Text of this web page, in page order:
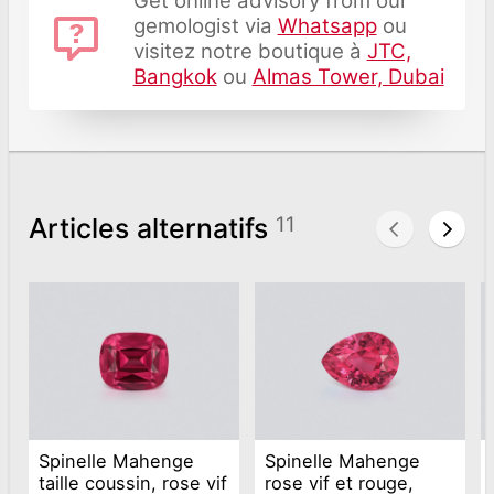
gemologist via Whatsappou
visitez notre boutique à JTC,
Bangkokou Almas Tower, Dubai
Articles alternatifs 11
Spinelle Mahenge
taille coussin, rose vif
Spinelle Mahenge
rose vif et rouge,